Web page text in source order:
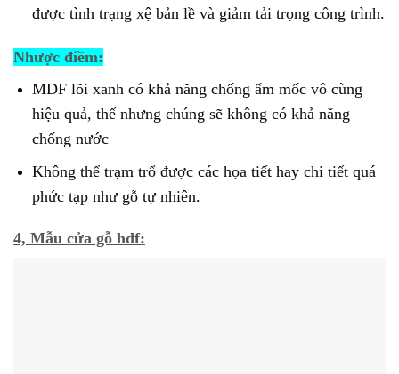
được tình trạng xệ bản lề và giảm tải trọng công trình.
Nhược điềm:
MDF lõi xanh có khả năng chống ẩm mốc vô cùng
hiệu quả, thế nhưng chúng sẽ không có khả năng
chống nước
Không thể trạm trổ được các họa tiết hay chi tiết quá
phức tạp như gỗ tự nhiên.
4, Mẫu cửa gỗ hdf: